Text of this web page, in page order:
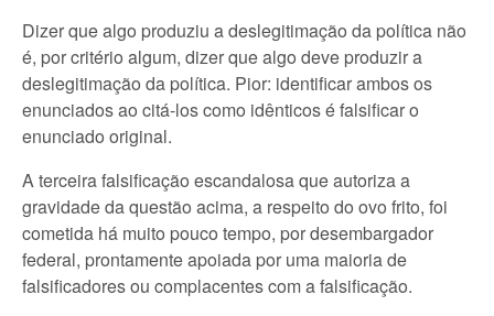
Dizer que algo produziu a deslegitimação da política não
é, por critério algum, dizer que algo deve produzir a
deslegitimação da política. Pior: identificar ambos os
enunciados ao citá-los como idênticos é falsificar o
enunciado original.
A terceira falsificação escandalosa que autoriza a
gravidade da questão acima, a respeito do ovo frito, foi
cometida há muito pouco tempo, por desembargador
federal, prontamente apoiada por uma maioria de
falsificadores ou complacentes com a falsificação.